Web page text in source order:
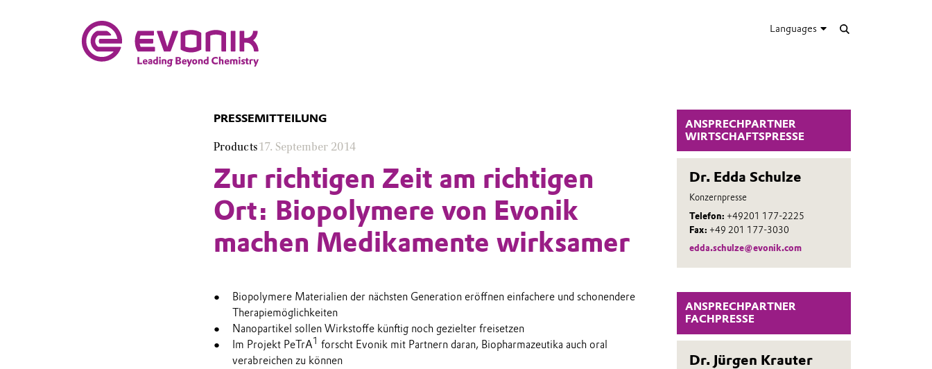
Languages
ANSPRECHPARTNER
WIRTSCHAFTSPRESSE
Dr. Edda Schulze
Konzernpresse
Telefon: +49201 177-2225
Fax: +49 201 177-3030
edda.schulze@evonik.com
ANSPRECHPARTNER
FACHPRESSE
Dr. Jürgen Krauter
PRESSEMITTEILUNG
Products17. September 2014
Zur richtigen Zeit am richtigen
Ort: Biopolymere von Evonik
machen Medikamente wirksamer
Biopolymere Materialien der nächsten Generation eröffnen einfachere und schonendere
Therapiemöglichkeiten
Nanopartikel sollen Wirkstoffe künftig noch gezielter freisetzen
Im Projekt PeTrA1 forscht Evonik mit Partnern daran, Biopharmazeutika auch oral
verabreichen zu können